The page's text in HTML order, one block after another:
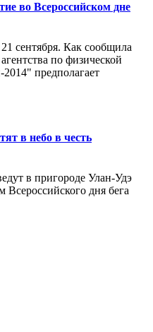
во Всероссийском дне
сентября. Как сообщила
по физической
предполагает
в небо в честь
в пригороде Улан-Удэ
дня бега